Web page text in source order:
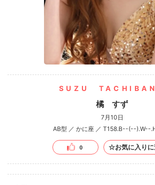
SUZU
橘 すず
7月10日
AB型 ／ かに座 ／ T158.B--(--).W--
0 ☆お気に入りに